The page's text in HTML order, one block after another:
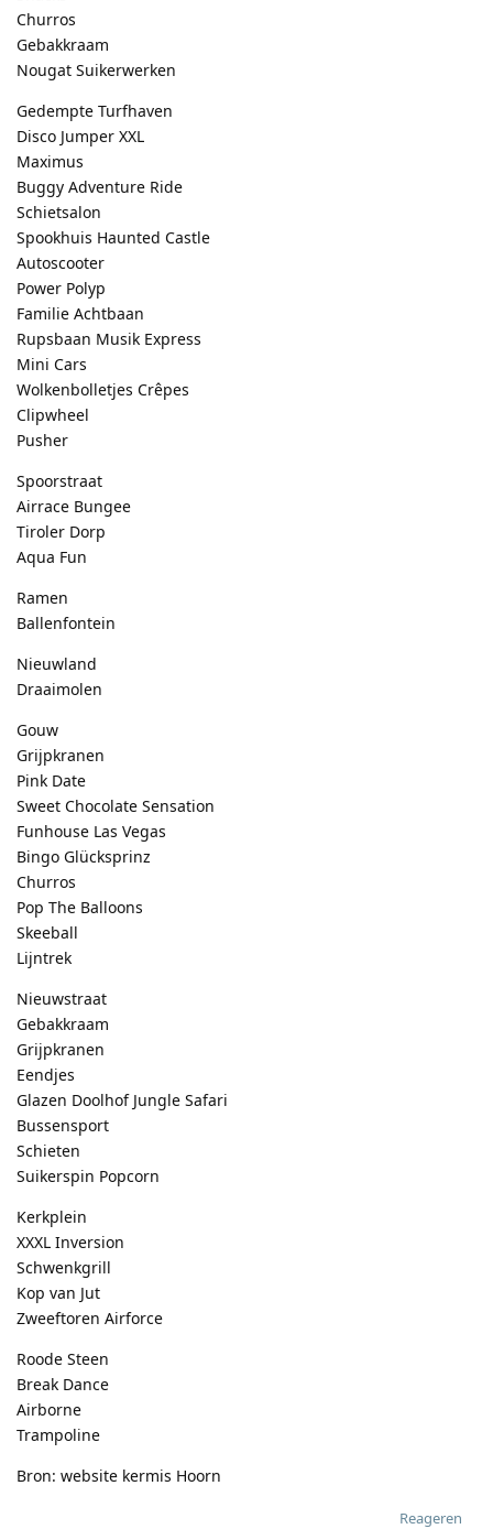
Churros
Gebakkraam
Nougat Suikerwerken
Gedempte Turfhaven
Disco Jumper XXL
Maximus
Buggy Adventure Ride
Schietsalon
Spookhuis Haunted Castle
Autoscooter
Power Polyp
Familie Achtbaan
Rupsbaan Musik Express
Mini Cars
Wolkenbolletjes Crêpes
Clipwheel
Pusher
Spoorstraat
Airrace Bungee
Tiroler Dorp
Aqua Fun
Ramen
Ballenfontein
Nieuwland
Draaimolen
Gouw
Grijpkranen
Pink Date
Sweet Chocolate Sensation
Funhouse Las Vegas
Bingo Glücksprinz
Churros
Pop The Balloons
Skeeball
Lijntrek
Nieuwstraat
Gebakkraam
Grijpkranen
Eendjes
Glazen Doolhof Jungle Safari
Bussensport
Schieten
Suikerspin Popcorn
Kerkplein
XXXL Inversion
Schwenkgrill
Kop van Jut
Zweeftoren Airforce
Roode Steen
Break Dance
Airborne
Trampoline
Bron: website kermis Hoorn
Reageren